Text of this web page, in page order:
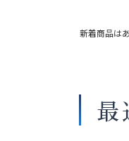
新着商品は
最